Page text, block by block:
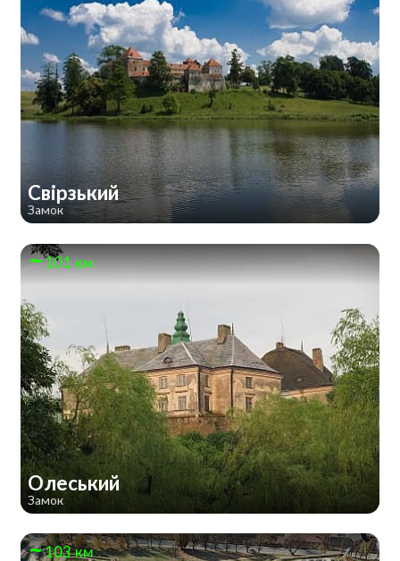
Свірзький
Замок
101 км
Олеський
Замок
103 км